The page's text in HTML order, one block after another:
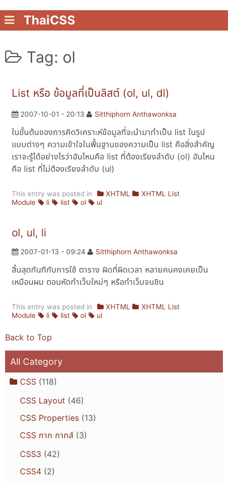
ThaiCSS
Tag: ol
List หรือ ข้อมูลที่เป็นลิสต์ (ol, ul, dl)
2007-10-01 - 20:13 Sitthiphorn Anthawonksa
ในขั้นต้นของการคิดวิเคราะห์ข้อมูลที่จะนำมาทำเป็น list ในรูป
แบบต่างๆ ความเข้าใจในพื้นฐานของความเป็น list คือสิ่งสำคัญ
เราจะรู้ได้อย่างไรว่าอันไหนคือ list ที่ต้องเรียงลำดับ (ol) อันไหน
คือ list ที่ไม่ต้องเรียงลำดับ (ul)
This entry was posted in XHTML
XHTML List
Module
li list ol ul
ol, ul, li
2007-01-13 - 09:24 Sitthiphorn Anthawonksa
สิ้นสุดกันทีกับการใช้ ตาราง ผิดที่ผิดเวลา หลายคนคงเคยเป็น
เหมือนผม ตอนหัดทำเว็บใหม่ๆ หรือทำเว็บจนชิน
This entry was posted in XHTML
XHTML List
Module
li list ol ul
Back to Top
All Category
CSS(118)
CSS Layout (46)
CSS Properties(13)
CSS กาก กากส์(3)
CSS3 (42)
CSS4(2)